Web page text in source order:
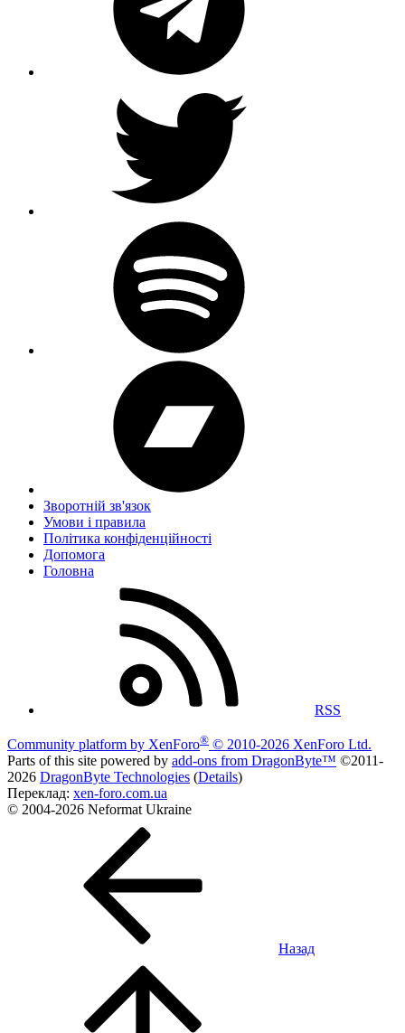
Зворотній зв'язок
Умови і правила
Політика конфіденційності
Дoпoмoга
Головна
RSS
Community platform by XenForo® © 2010-2026 XenForo Ltd.
Parts of this site powered by add-ons from DragonByte™ ©2011-
2026 DragonByte Technologies (Details)
Переклад: xen-foro.com.ua
© 2004-2026 Neformat Ukraine
Назад